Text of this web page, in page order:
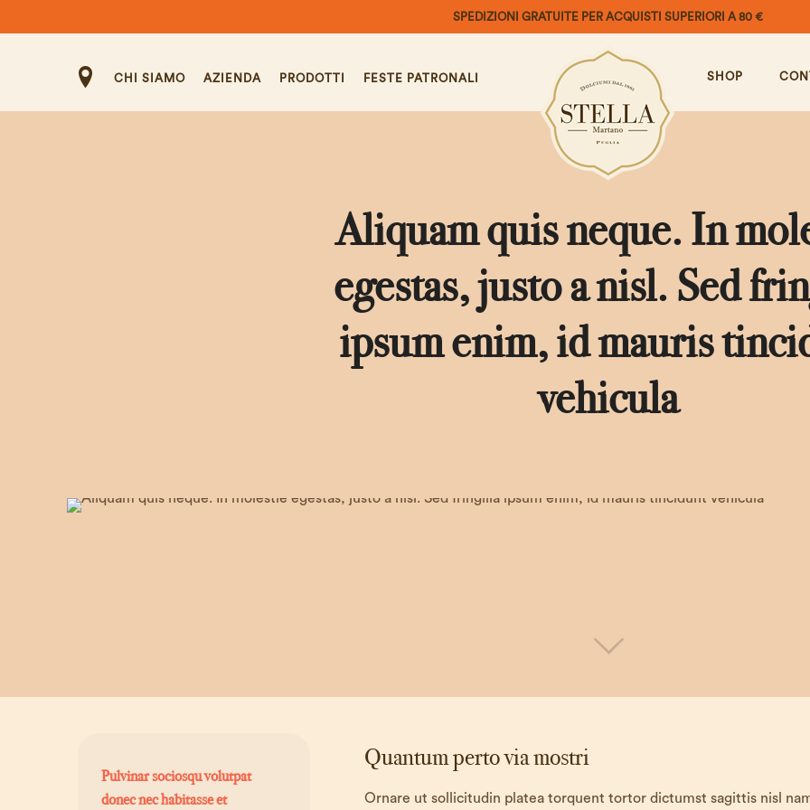
SPEDIZIONI GRATUITE PER ACQUISTI SUPERIORI A 80 €
CHI SIAMO AZIENDA PRODOTTI FESTE PATRONALI SHOP
Aliquam quis neque. In
egestas, justo a nisl. Sed
ipsum enim, id mauris
vehicula
Pulvinar sociosqu volutpat
donec nec habitasse et
Quantum perto via mostri
Ornare ut sollicitudin platea torquent tortor dictumst sagittis nisl